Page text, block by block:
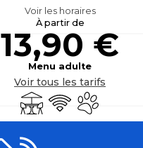
Voir les horaires
À partir de
13,90 €
Menu adulte
Voir tous les tarifs
Terrasse
WiFi Animaux